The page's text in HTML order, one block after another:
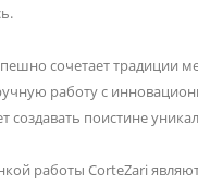
сочетает традиции
работу с
создавать поистине
работы CorteZari